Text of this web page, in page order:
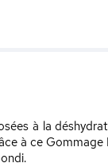
à la
à ce